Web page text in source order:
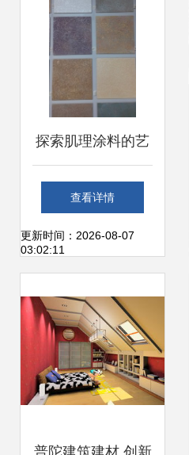
探索肌理涂料的艺
术与实用 现代装修
建材的新选择
查看详情
更新时间：2026-08-07
03:02:11
普陀建筑建材 创新